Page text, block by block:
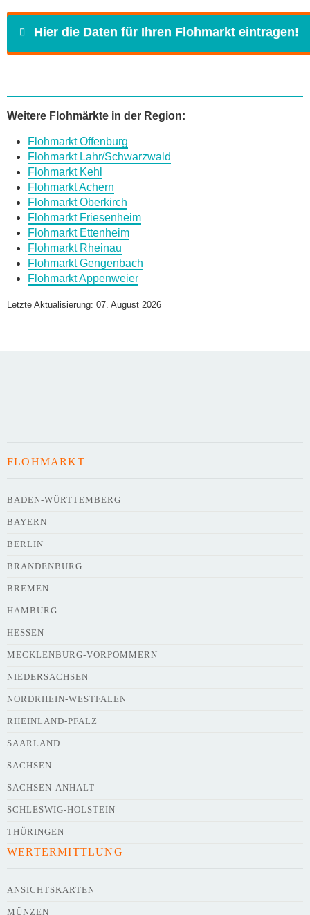
Hier die Daten für Ihren Flohmarkt eintragen!
E-Mail*
Daten des Flohmarkts
Name des Flohmarkts
Webseite
Kurze Beschreibung des Flohmarkts
Kontaktdaten des Veranstalters
Weitere Flohmärkte in der Region:
Flohmarkt Offenburg
Flohmarkt Lahr/Schwarzwald
Flohmarkt Kehl
Flohmarkt Achern
Flohmarkt Oberkirch
Flohmarkt Friesenheim
Flohmarkt Ettenheim
Flohmarkt Rheinau
Flohmarkt Gengenbach
Flohmarkt Appenweier
Letzte Aktualisierung: 07. August 2026
FLOHMARKT
BADEN-WÜRTTEMBERG
BAYERN
BERLIN
BRANDENBURG
BREMEN
HAMBURG
HESSEN
MECKLENBURG-VORPOMMERN
NIEDERSACHSEN
NORDRHEIN-WESTFALEN
RHEINLAND-PFALZ
SAARLAND
SACHSEN
SACHSEN-ANHALT
SCHLESWIG-HOLSTEIN
THÜRINGEN
WERTERMITTLUNG
ANSICHTSKARTEN
MÜNZEN